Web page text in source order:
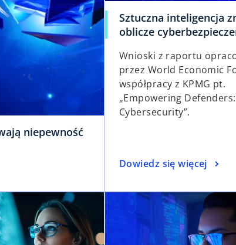
niepewność
Sztuczna inteligencja
oblicze
Wnioski z raportu
przez World Economic
współpracy z KPMG pt.
„Empowering
Cybersecurity”.
Dowiedz się więcej